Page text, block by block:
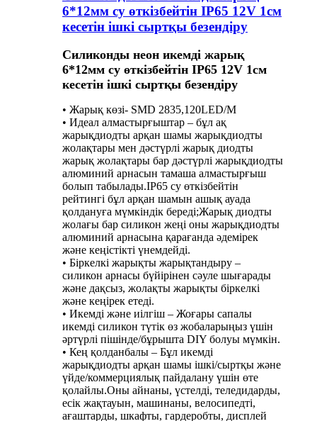
6*12мм су өткізбейтін IP65 12V 1см
кесетін ішкі сыртқы безендіру
Силиконды неон икемді жарық
6*12мм су өткізбейтін IP65 12V 1см
кесетін ішкі сыртқы безендіру
• Жарық көзі- SMD 2835,120LED/M
• Идеал алмастырғыштар – бұл ақ
жарықдиодты арқан шамы жарықдиодты
жолақтары мен дәстүрлі жарық диодты
жарық жолақтары бар дәстүрлі жарықдиодты
алюминий арнасын тамаша алмастырғыш
болып табылады.IP65 су өткізбейтін
рейтингі бұл арқан шамын ашық ауада
қолдануға мүмкіндік береді;Жарық диодты
жолағы бар силикон жеңі оны жарықдиодты
алюминий арнасына қарағанда әдемірек
және кеңістікті үнемдейді.
• Біркелкі жарықты жарықтандыру –
силикон арнасы бүйірінен сәуле шығарады
және дақсыз, жолақты жарықты біркелкі
және кеңірек етеді.
• Икемді және иілгіш – Жоғары сапалы
икемді силикон түтік өз жобаларыңыз үшін
әртүрлі пішінде/бұрышта DIY болуы мүмкін.
• Кең қолданбалы – Бұл икемді
жарықдиодты арқан шамы ішкі/сыртқы және
үйде/коммерциялық пайдалану үшін өте
қолайлы.Оны айнаны, үстелді, теледидарды,
есік жақтауын, машинаны, велосипедті,
ағаштарды, шкафты, гардеробты, дисплей